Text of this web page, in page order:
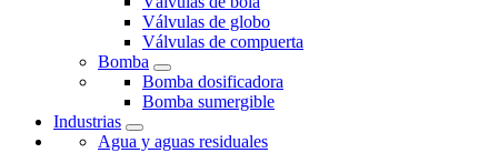
Válvulas de globo
Válvulas de compuerta
Bomba
Bomba dosificadora
Bomba sumergible
Industrias
Agua y aguas residuales